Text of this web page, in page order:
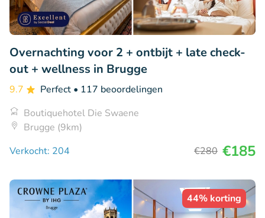
Overnachting voor 2 + ontbijt + late check-
out + wellness in Brugge
9.7 Perfect • 117 beoordelingen
Boutiquehotel Die Swaene
Brugge (9km)
Verkocht: 204
€280 €185
44% korting